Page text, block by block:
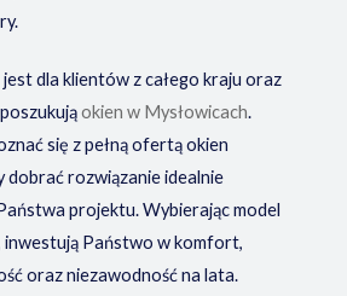
dla klientów z całego kraju oraz
okien w Mysłowicach.
się z pełną ofertą okien
dobrać rozwiązanie idealnie
projektu. Wybierając model
Państwo w komfort,
oraz niezawodność na lata.